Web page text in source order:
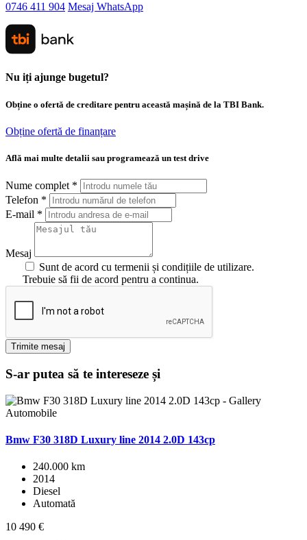
0746 411 904 Mesaj WhatsApp
Nu iți ajunge bugetul?
Obține o ofertă de creditare pentru această mașină de la TBI Bank.
Obține ofertă de finanțare
Află mai multe detalii sau programează un test drive
Nume complet *
Telefon *
E-mail *
Mesaj
Sunt de acord cu termenii și condițiile de utilizare.
Trebuie să fii de acord pentru a continua.
Trimite mesaj
S-ar putea să te intereseze și
Bmw F30 318D Luxury line 2014 2.0D 143cp
240.000 km
2014
Diesel
Automată
10 490 €